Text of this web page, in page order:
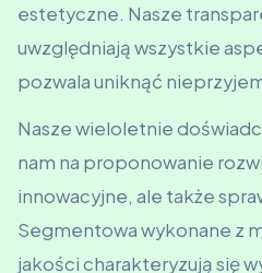
estetyczne. Nasze
uwzględniają wszystkie
pozwala uniknąć
Nasze wieloletnie
nam na proponowanie
innowacyjne, ale także
Segmentowa wykonane z
jakości charakteryzują się